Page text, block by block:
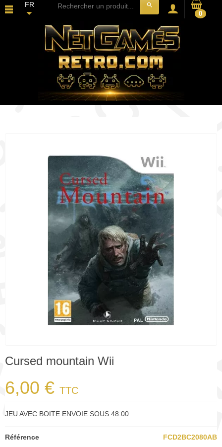
FR
search
0
Cursed mountain Wii
6,00 € TTC
JEU AVEC BOITE ENVOIE SOUS 48:00
Référence FCD2BC2080AB